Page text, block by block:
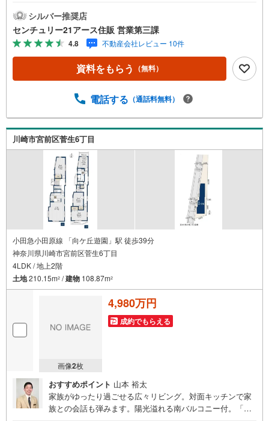
ムーズになります。【センチュリー21アース住販のポイン
ト】◆センチュリオン獲得店舗◆全国約970店舗あるセンチ
ュリー21のお店。その中でも、アメリカ本部が設ける一定
基準を満たした、上位4％しか受賞できない賞。それが「セ
ンチュリオン」です。弊社はそのセンチュリオンを2002年
から欠かすことなく取り続けております。◆住宅ローン相
入の際に実際かかる諸費用の概算も行っております。人生
のアドバイスをさせて頂きます。◆優遇金利にこだわる◆
大きな金額を長期間で返済する住宅ローンは優遇金利が0.
1％変わるだけで、支払い総額に大きな変化が生じます。取
引の多い弊社は金融機関の特色、傾向、トレンドを熟知し
ておりますので、お客様のニーズにあった金融機関をご紹
介させて頂きます。
シルバー推奨店
センチュリー21アース住販 営業第三課
4.8 不動産会社レビュー 10件
資料をもらう （無料）
電話する （通話料無料）
川崎市宮前区菅生6丁目
小田急小田原線 「向ケ丘遊園」駅 徒歩39分
神奈川県川崎市宮前区菅生6丁目
4LDK / 地上2階
土地210.15m2 /建物 108.87m2
画像2枚
4,980万円
成約でもらえる
おすすめポイント 山本 裕太
家族がゆったり過ごせる広々リビング。対面キッチンで家
族との会話も弾みます。陽光溢れる南バルコニー付。「室